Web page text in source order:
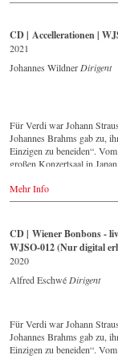
CD | Accellerationen |
2021
Johannes Wildner Dirigent
Für Verdi war Johann
Johannes Brahms gab zu,
Einzigen zu beneiden“.
großen Konzertsaal in
Die neue CD – eingespielt
vor bestehende
Diese Studio-Produktion
Casino Baumgarten in
das Repertoire, dass das
Gründung 1966 intensiv
künstlerische
Mehr Info
CD | Wiener Bonbons -
WJSO-012 (Nur digital
2020
Alfred Eschwé Dirigent
Für Verdi war Johann
Johannes Brahms gab zu,
Einzigen zu beneiden“.